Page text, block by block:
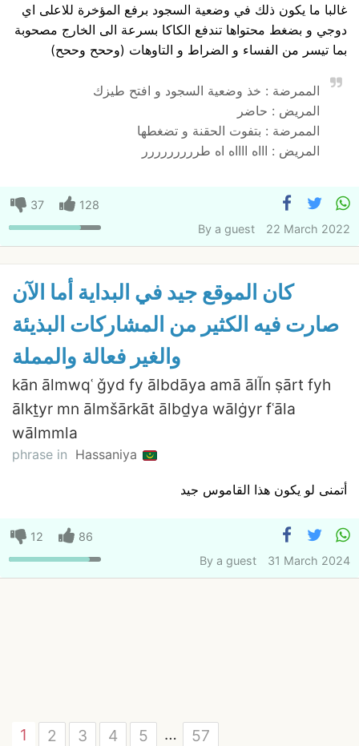
غالبا ما يكون ذلك في وضعية السجود برفع المؤخرة للاعلى اي
دوجي و بضغط محتواها تندفع الكاكا بسرعة الى الخارج مصحوبة
بما تيسر من الفساء و الضراط و التاوهات (وححح وححح)
الممرضة : خذ وضعية السجود و افتح طيزك
المريض : حاضر
الممرضة : بتفوت الحقنة و تضغطها
المريض : اااه ااااه اه طررررررررر
37
128
By a guest 22 March 2022
كان الموقع جيد في البداية أما الآن
صارت فيه الكثير من المشاركات البذيئة
والغير فعالة والمملة
kān ālmwqʿ ǧyd fy ālbdāya amā ālآn ṣārt fyh
ālkṯyr mn ālmšārkāt ālbḏya wālġyr fʿāla
wālmmla
phrase in Hassaniya
أتمنى لو يكون هذا القاموس جيد
12
86
By a guest 31 March 2024
1 2 3 4 5 … 57